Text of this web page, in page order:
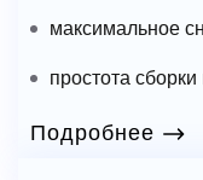
максимальное
простота
Подробнее